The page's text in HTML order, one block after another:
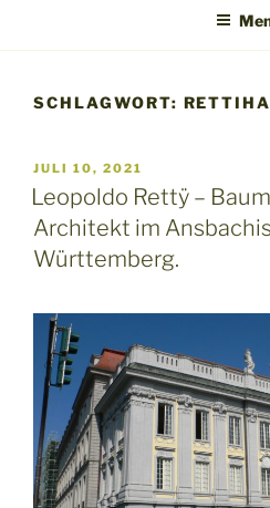
SCHLAGWORT:
VERÖFFENTLICHT
AM
JULI 10, 2021
Leopoldo Rettÿ –
Architekt im
Württemberg.